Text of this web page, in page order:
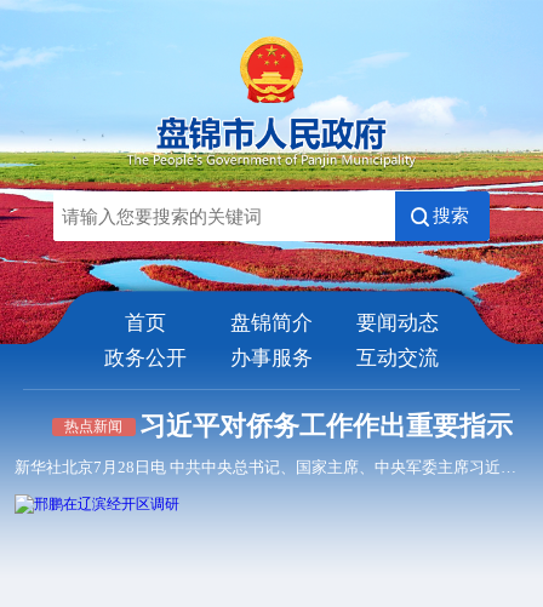
搜索
首页 盘锦简介
要闻动态
政务公开
办事服务 互动交流
热点新闻 习近平对侨务工作作出重要指示